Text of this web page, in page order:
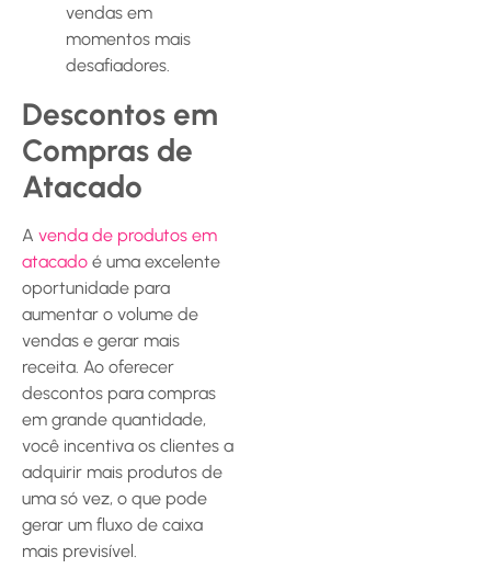
vendas em
momentos mais
desafiadores.
Descontos em
Compras de
Atacado
A venda de produtos em
atacado é uma excelente
oportunidade para
aumentar o volume de
vendas e gerar mais
receita. Ao oferecer
descontos para compras
em grande quantidade,
você incentiva os clientes a
adquirir mais produtos de
uma só vez, o que pode
gerar um fluxo de caixa
mais previsível.